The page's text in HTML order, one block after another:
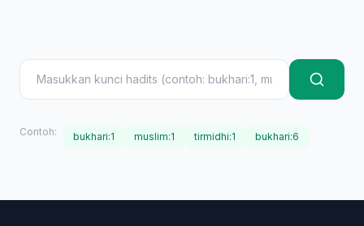
Contoh: bukhari:1 muslim:1 tirmidhi:1 bukhari:6